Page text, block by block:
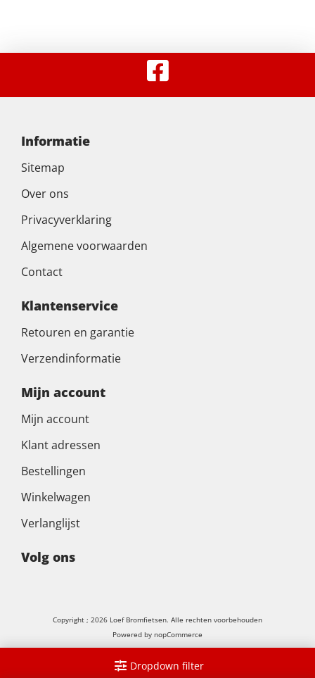
Dropdown filter
Informatie
Sitemap
Over ons
Privacyverklaring
Algemene voorwaarden
Contact
Klantenservice
Retouren en garantie
Verzendinformatie
Mijn account
Mijn account
Klant adressen
Bestellingen
Winkelwagen
Verlanglijst
Volg ons
Copyright ; 2026 Loef Bromfietsen. Alle rechten voorbehouden
Powered by nopCommerce